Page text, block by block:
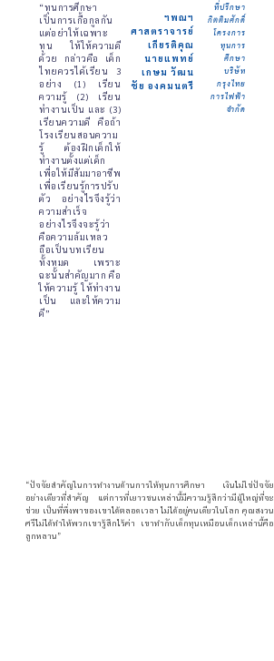
“ทุนการศึกษา
เป็นการเกื้อกูลกัน
แต่อย่าให้เฉพาะ
ทุน ให้ให้ความดี
ด้วย กล่าวคือ เด็ก
ไทยควรได้เรียน 3
อย่าง (1) เรียน
ความรู้ (2) เรียน
ทำงานเป็น และ (3)
เรียนความดี คือถ้า
โรงเรียนสอนความ
รู้ ต้องฝึกเด็กให้
ทำงานตั้งแต่เด็ก
เพื่อให้มีสัมมาอาชีพ
เพื่อเรียนรู้การปรับ
ตัว อย่างไรจึงรู้ว่า
ความสำเร็จ
อย่างไรจึงจะรู้ว่า
คือความล้มเหลว
ถือเป็นบทเรียน
ทั้งหมด เพราะ
ฉะนั้นสำคัญมาก คือ
ให้ความรู้ ให้ทำงาน
เป็น และให้ความ
ดี”
ฯพณฯ
ศาสตราจารย์
เกียรติคุณ
นายแพทย์
เกษม วัฒน
ชัย องคมนตรี
ที่ปรึกษา
กิตติมศักดิ์
โครงการ
ทุนการ
ศึกษา
บริษัท
กรุงไทย
การไฟฟ้า
จำกัด
“ปัจจัยสำคัญในการทำงานด้านการให้ทุนการศึกษา เงินไม่ใช่ปัจจัย
อย่างเดียวที่สำคัญ แต่การที่เยาวชนเหล่านี้มีความรู้สึกว่ามีผู้ใหญ่ที่จะ
ช่วย เป็นที่พึ่งพาของเขาได้ตลอดเวลา ไม่ได้อยู่คนเดียวในโลก คุณสงวน
ศรีไม่ได้ทำให้พวกเขารู้สึกไร้ค่า เขาทำกับเด็กทุนเหมือนเด็กเหล่านี้คือ
ลูกหลาน”